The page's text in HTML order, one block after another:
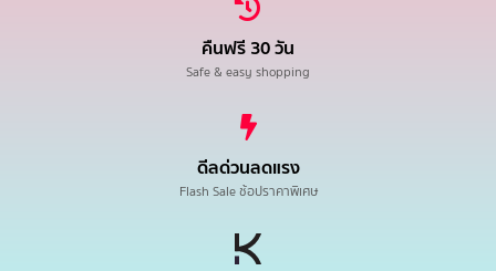
คืนฟรี 30 วัน
Safe & easy shopping
ดีลด่วนลดแรง
Flash Sale ช้อปราคาพิเศษ